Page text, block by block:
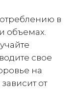
в
объемах.
свое
на
от